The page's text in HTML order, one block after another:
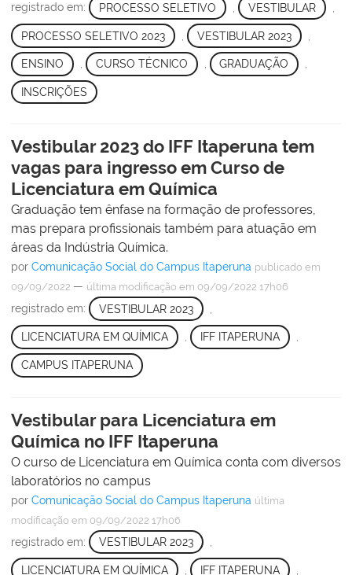
registrado em: PROCESSO SELETIVO VESTIBULAR
PROCESSO SELETIVO 2023 VESTIBULAR 2023
ENSINO , CURSO TÉCNICO , GRADUAÇÃO ,
INSCRIÇÕES
Vestibular 2023 do IFF Itaperuna tem
vagas para ingresso em Curso de
Licenciatura em Química
Graduação tem ênfase na formação de professores,
mas prepara profissionais também para atuação em
áreas da Indústria Química.
por Comunicação Social do Campus Itaperuna publicado em
09/09/2022 — última modificação em 09/09/2022 17h06
registrado em: VESTIBULAR 2023
LICENCIATURA EM QUÍMICA , IFF ITAPERUNA ,
CAMPUS ITAPERUNA
Vestibular para Licenciatura em
Química no IFF Itaperuna
O curso de Licenciatura em Química conta com diversos
laboratórios no campus
por Comunicação Social do Campus Itaperuna última
modificação em 09/09/2022 17h06
registrado em: VESTIBULAR 2023
LICENCIATURA EM QUÍMICA IFF ITAPERUNA